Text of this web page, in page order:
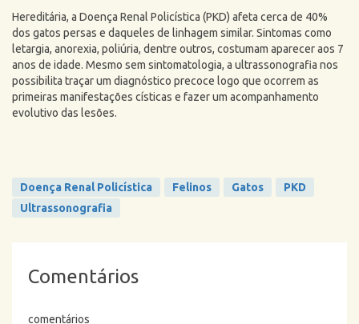
Hereditária, a Doença Renal Policística (PKD) afeta cerca de 40%
dos gatos persas e daqueles de linhagem similar. Sintomas como
letargia, anorexia, poliúria, dentre outros, costumam aparecer aos 7
anos de idade. Mesmo sem sintomatologia, a ultrassonografia nos
possibilita traçar um diagnóstico precoce logo que ocorrem as
primeiras manifestações císticas e fazer um acompanhamento
evolutivo das lesões.
Doença Renal Policística Felinos Gatos
PKD
Ultrassonografia
Comentários
comentários